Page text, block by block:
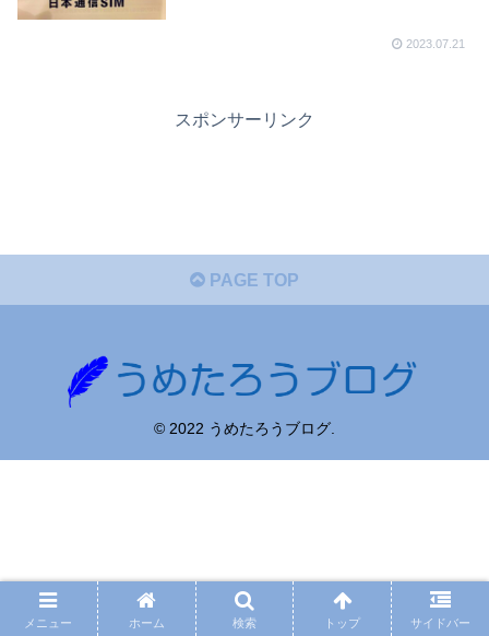
2023.07.21
スポンサーリンク
PAGE TOP
© 2022 うめたろうブログ.
メニュー ホーム 検索 トップ サイドバー